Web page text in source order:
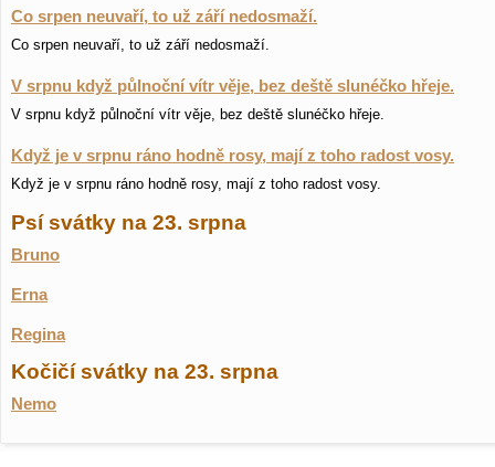
Co srpen neuvaří, to už září nedosmaží.
Co srpen neuvaří, to už září nedosmaží.
V srpnu když půlnoční vítr věje, bez deště slunéčko hřeje.
V srpnu když půlnoční vítr věje, bez deště slunéčko hřeje.
Když je v srpnu ráno hodně rosy, mají z toho radost vosy.
Když je v srpnu ráno hodně rosy, mají z toho radost vosy.
Psí svátky na 23. srpna
Bruno
Erna
Regina
Kočičí svátky na 23. srpna
Nemo